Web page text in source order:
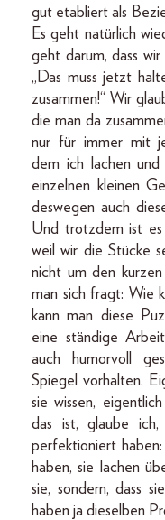
gut etabliert als
Es geht natürlich
geht darum, dass
„Das muss jetzt
zusammen!“ Wir
die man da
nur für immer mit
dem ich lachen und
einzelnen kleinen
deswegen auch
Und trotzdem ist es
weil wir die Stücke
nicht um den
man sich fragt: Wie
kann man diese
eine ständige
auch humorvoll
Spiegel vorhalten.
sie wissen,
das ist, glaube
perfektioniert
haben, sie lachen
sie, sondern, dass
haben ja dieselben